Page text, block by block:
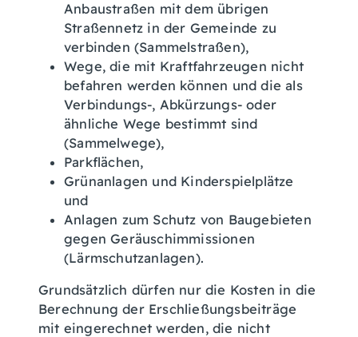
Anbaustraßen mit dem übrigen
Straßennetz in der Gemeinde zu
verbinden (Sammelstraßen),
Wege, die mit Kraftfahrzeugen nicht
befahren werden können und die als
Verbindungs-, Abkürzungs- oder
ähnliche Wege bestimmt sind
(Sammelwege),
Parkflächen,
Grünanlagen und Kinderspielplätze
und
Anlagen zum Schutz von Baugebieten
gegen Geräuschimmissionen
(Lärmschutzanlagen).
Grundsätzlich dürfen nur die Kosten in die
Berechnung der Erschließungsbeiträge
mit eingerechnet werden, die nicht